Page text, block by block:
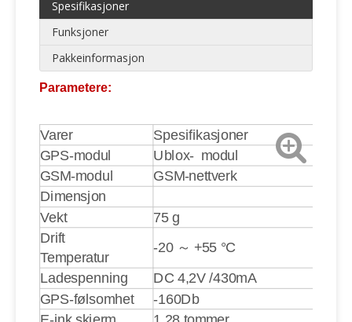
Spesifikasjoner
Funksjoner
Pakkeinformasjon
Parametere:
Varer
Spesifikasjoner
GPS-modul
Ublox- modul
GSM-modul
GSM-nettverk
Dimensjon
Vekt
75 g
Drift
Temperatur
-20 ～ +55 °C
Ladespenning
DC 4,2V /430mA
GPS-følsomhet
-160Db